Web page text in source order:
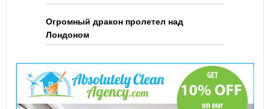
Огромный дракон пролетел над
Лондоном